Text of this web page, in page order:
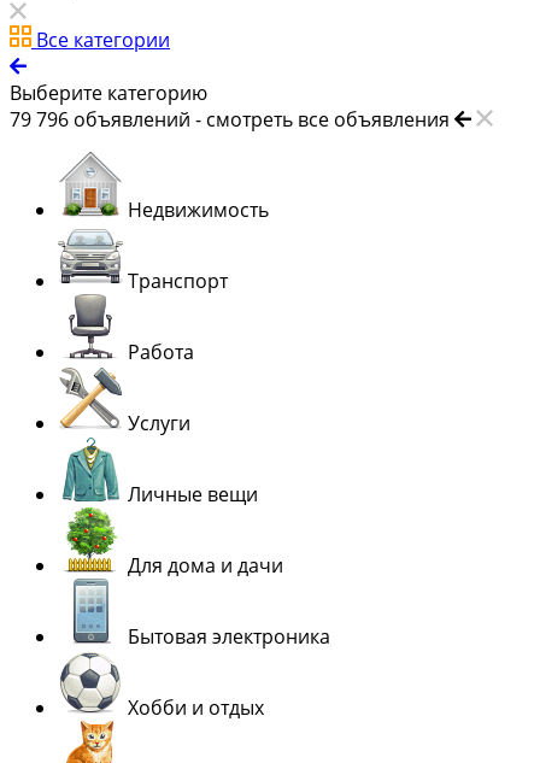
Все категории
Выберите категорию
79 796 объявлений - смотреть все объявления
Недвижимость
Транспорт
Работа
Услуги
Личные вещи
Для дома и дачи
Бытовая электроника
Хобби и отдых